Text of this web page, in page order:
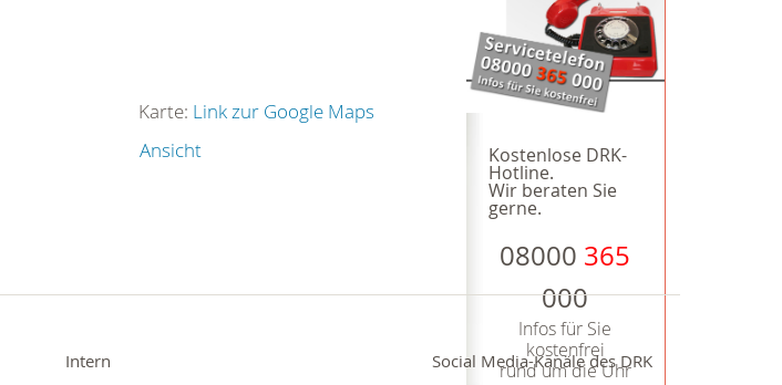
Kostenlose DRK-
Hotline.
Wir beraten Sie
gerne.
08000 365
000
Infos für Sie
kostenfrei
rund um die Uhr
Karte: Link zur Google Maps
Ansicht
Intern
Social Media-Kanäle des DRK